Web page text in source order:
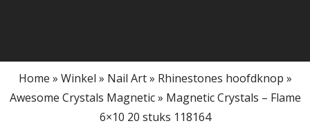
Home » Winkel » Nail Art» Rhinestones hoofdknop »
Awesome Crystals Magnetic» Magnetic Crystals – Flame
6×10 20 stuks 118164